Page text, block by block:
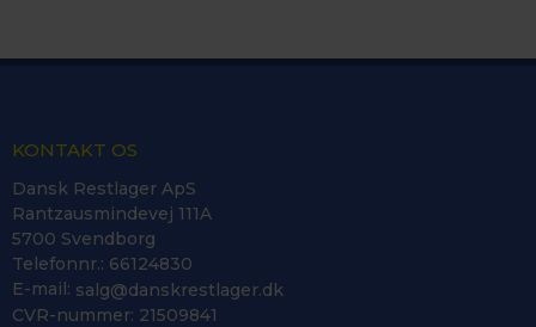
KONTAKT OS
Dansk Restlager ApS
Rantzausmindevej 111A
5700 Svendborg
Telefonnr.: 66124830
E-mail: salg@danskrestlager.dk
CVR-nummer: 21509841